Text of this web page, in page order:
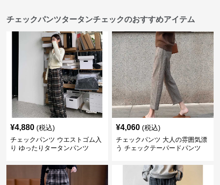
チェックパンツタータンチェックのおすすめアイテム
¥4,880 (税込)
チェックパンツ ウエストゴム入
り ゆったりタータンパンツ
¥4,060 (税込)
チェックパンツ 大人の雰囲気漂
う チェックテーパードパンツ